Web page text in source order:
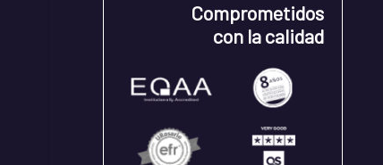
Comprometidos
con la calidad